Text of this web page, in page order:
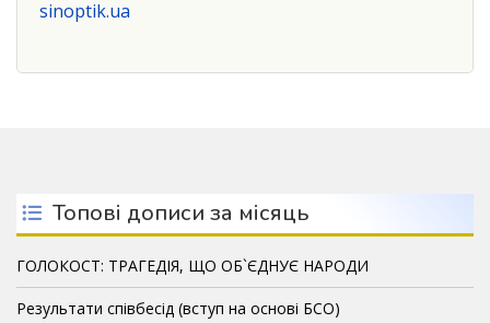
sinoptik.ua
Топові дописи за місяць
ГОЛОКОСТ: ТРАГЕДІЯ, ЩО ОБ`ЄДНУЄ НАРОДИ
Результати співбесід (вступ на основі БСО)